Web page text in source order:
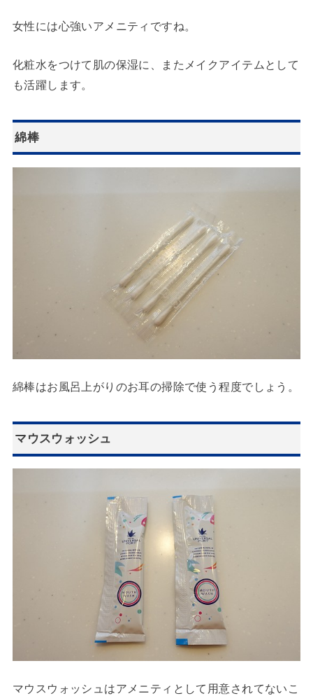
女性には心強いアメニティですね。
化粧水をつけて肌の保湿に、またメイクアイテムとして
も活躍します。
綿棒
綿棒はお風呂上がりのお耳の掃除で使う程度でしょう。
マウスウォッシュ
マウスウォッシュはアメニティとして用意されてないこ